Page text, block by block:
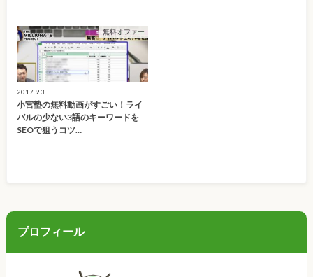
無料オファー
2017.9.3
小宮塾の無料動画がすごい！ライ
バルの少ない3語のキーワードを
SEOで狙うコツ…
プロフィール